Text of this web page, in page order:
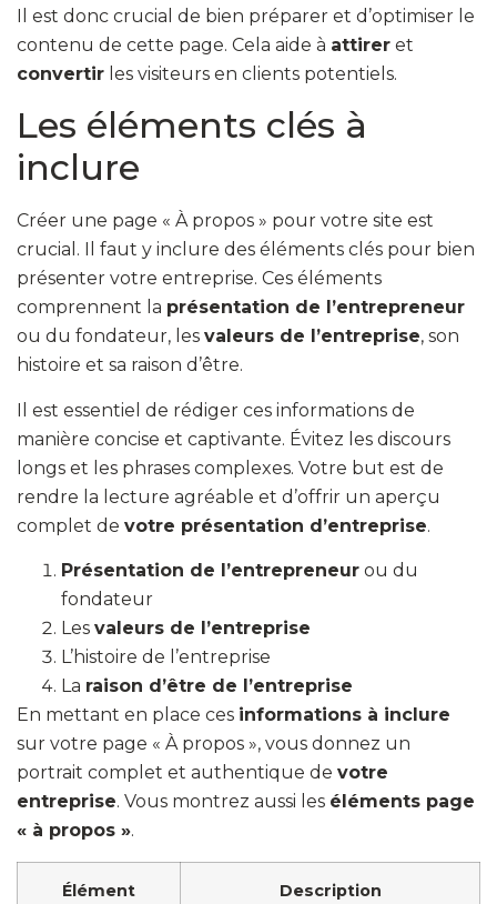
Il est donc crucial de bien préparer et d’optimiser le
contenu de cette page. Cela aide à attirer et
convertir les visiteurs en clients potentiels.
Les éléments clés à
inclure
Créer une page « À propos » pour votre site est
crucial. Il faut y inclure des éléments clés pour bien
présenter votre entreprise. Ces éléments
comprennent la présentation de l’entrepreneur
ou du fondateur, les valeurs de l’entreprise, son
histoire et sa raison d’être.
Il est essentiel de rédiger ces informations de
manière concise et captivante. Évitez les discours
longs et les phrases complexes. Votre but est de
rendre la lecture agréable et d’offrir un aperçu
complet de votre présentation d’entreprise.
Présentation de l’entrepreneur ou du
fondateur
Les valeurs de l’entreprise
L’histoire de l’entreprise
La raison d’être de l’entreprise
En mettant en place ces informations à inclure
sur votre page « À propos », vous donnez un
portrait complet et authentique de votre
entreprise. Vous montrez aussi les éléments page
« à propos ».
Élément Description